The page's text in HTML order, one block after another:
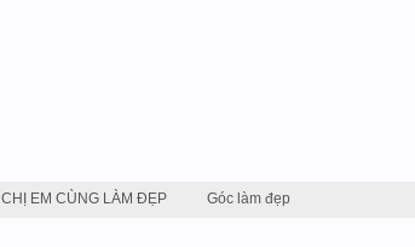
CHỊ EM CÙNG LÀM ĐẸP Góc làm đẹp